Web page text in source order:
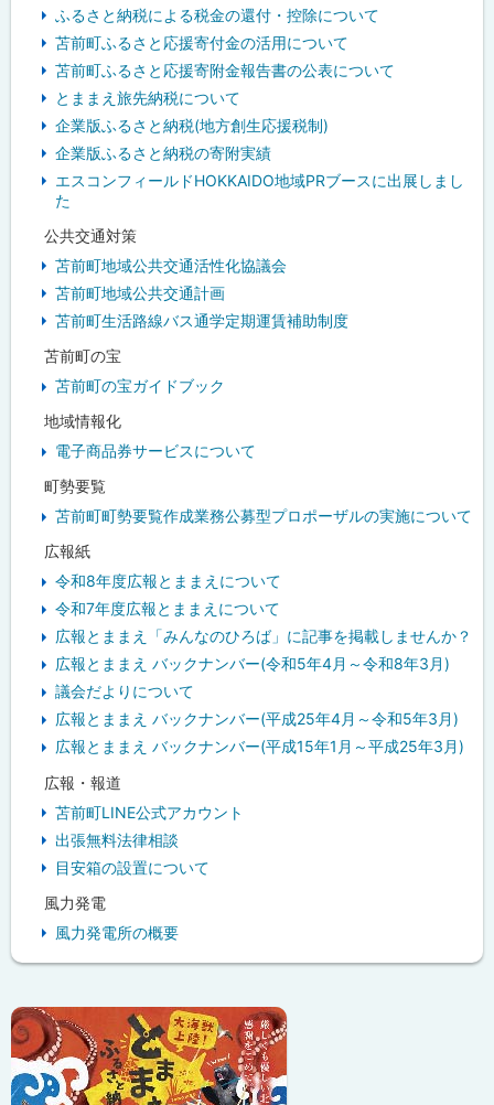
ふるさと納税による税金の還付・控除について
苫前町ふるさと応援寄付金の活用について
苫前町ふるさと応援寄附金報告書の公表について
とままえ旅先納税について
企業版ふるさと納税(地方創生応援税制)
企業版ふるさと納税の寄附実績
エスコンフィールドHOKKAIDO地域PRブースに出展しまし
た
公共交通対策
苫前町地域公共交通活性化協議会
苫前町地域公共交通計画
苫前町生活路線バス通学定期運賃補助制度
苫前町の宝
苫前町の宝ガイドブック
地域情報化
電子商品券サービスについて
町勢要覧
苫前町町勢要覧作成業務公募型プロポーザルの実施について
広報紙
令和8年度広報とままえについて
令和7年度広報とままえについて
広報とままえ「みんなのひろば」に記事を掲載しませんか？
広報とままえ バックナンバー(令和5年4月～令和8年3月)
議会だよりについて
広報とままえ バックナンバー(平成25年4月～令和5年3月)
広報とままえ バックナンバー(平成15年1月～平成25年3月)
広報・報道
苫前町LINE公式アカウント
出張無料法律相談
目安箱の設置について
風力発電
風力発電所の概要
ッ
ク
ア